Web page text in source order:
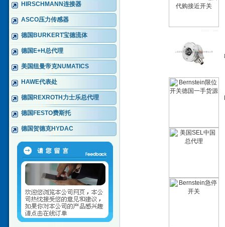
HIRSCHMANN连接器
ASCO压力传感器
德国BURKERT宝德流体
德国E+H总代理
美国纽曼帝克NUMATICS
HAWE代表处
德国REXROTH力士乐总代理
德国FESTO费斯托
德国贺德克HYDAC